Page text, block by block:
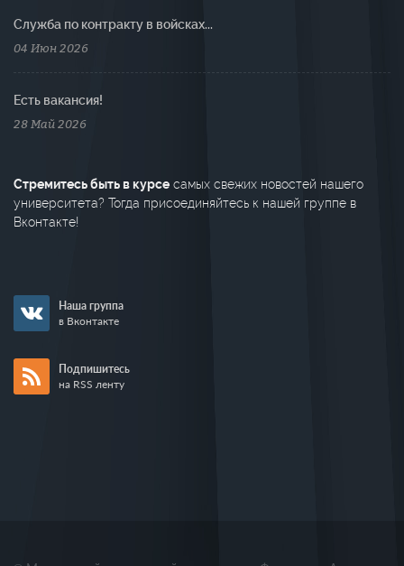
Cлужба по контракту в войсках...
04 Июн 2026
Есть вакансия!
28 Май 2026
Стремитесь быть в курсе самых свежих новостей нашего
университета? Тогда присоединяйтесь к нашей группе в
Вконтакте!
Наша группа
в Вконтакте
Подпишитесь
на RSS ленту